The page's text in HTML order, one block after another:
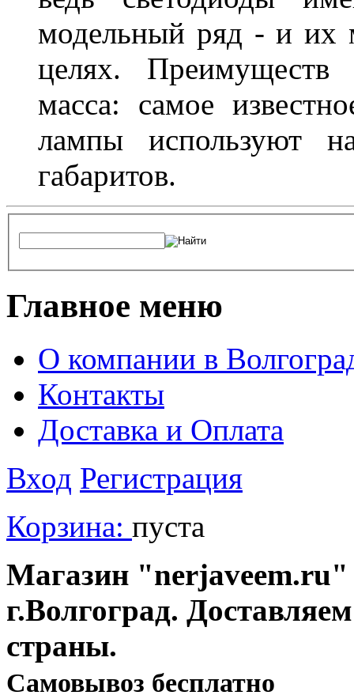
модельный ряд - и их
целях.
масса: самое
лампы используют
габаритов.
Главное меню
О компании в
Контакты
Доставка и Оплата
Вход Регистрация
Корзина: пуста
Магазин "nerjaveem.ru"
г.Волгоград.
страны.
Cамовывоз бесплатно